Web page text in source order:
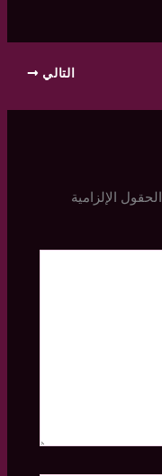
التالي
الحقول الإلزامية